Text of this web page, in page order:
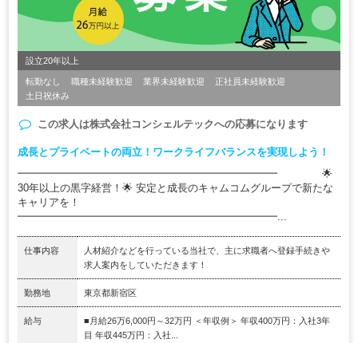
設立20年以上
転勤なし 職種未経験歓迎 業界未経験歓迎
正社員未経験歓迎
土日祝休み
この求人は株式会社コンシェルテックへの応募になります
成長とプライベートの両立！ワークライフバランスを実現しよう！
━━━━━━━━━━━━━━━━━━━━━━━━━ 🌟
30年以上の黒字経営！🌟 安定と成長のキャムコムグループで新たな
キャリアを！
━━━━━━━━━━━━━━━━━━━━━━━━━...
仕事内容
人材紹介などを行っている当社で、主に求職者へ登録手続きや
求人案内をしていただきます！
勤務地 東京都新宿区
給与
■月給26万6,000円～32万円 ＜年収例＞ 年収400万円：入社3年
目 年収445万円：入社...